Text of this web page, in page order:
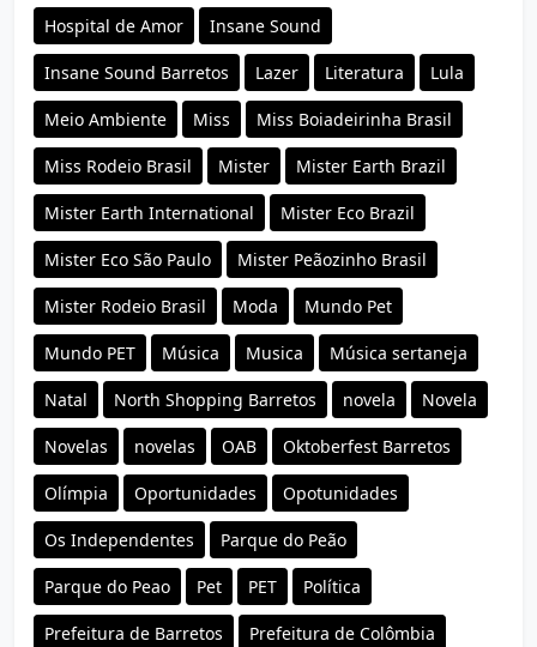
Hospital de Amor Insane Sound
Insane Sound Barretos Lazer Literatura Lula
Meio Ambiente Miss Miss Boiadeirinha Brasil
Miss Rodeio Brasil Mister Mister Earth Brazil
Mister Earth International Mister Eco Brazil
Mister Eco São Paulo Mister Peãozinho Brasil
Mister Rodeio Brasil Moda Mundo Pet
Mundo PET Música Musica Música sertaneja
Natal North Shopping Barretos novela Novela
Novelas novelas OAB Oktoberfest Barretos
Olímpia Oportunidades Opotunidades
Os Independentes Parque do Peão
Parque do Peao Pet PET Política
Prefeitura de Barretos Prefeitura de Colômbia